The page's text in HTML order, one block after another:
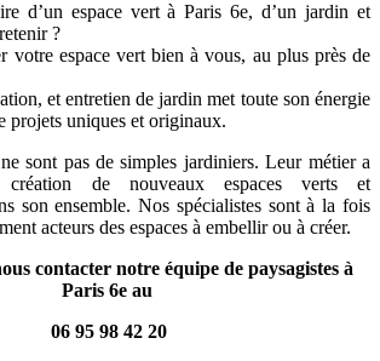
d’un espace vert à Paris 6e, d’un jardin et
?
votre espace vert bien à vous, au plus près de
et entretien de jardin met toute son énergie
projets uniques et originaux.
sont pas de simples jardiniers. Leur métier a
de nouveaux espaces verts et
son ensemble. Nos spécialistes sont à la fois
acteurs des espaces à embellir ou à créer.
contacter notre équipe de paysagistes à
Paris 6e au
06 95 98 42 20